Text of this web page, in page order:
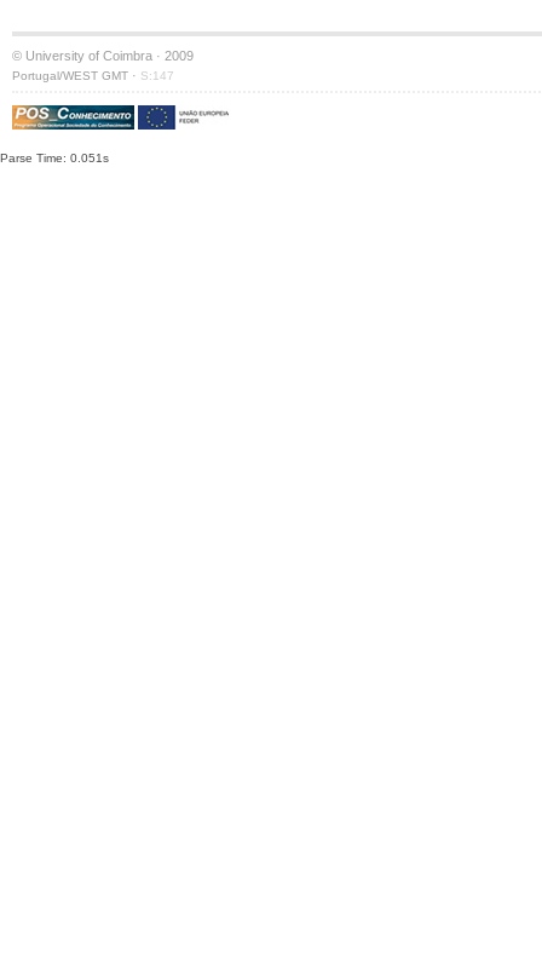
© University of Coimbra · 2009
Portugal/WEST GMT · S:147
Parse Time: 0.051s